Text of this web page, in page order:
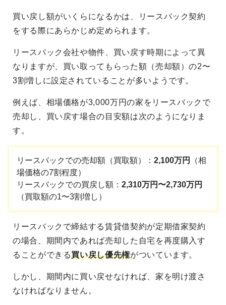
買い戻し額がいくらになるかは、リースバック契約
をする際にあらかじめ定められます。
リースバック会社や物件、買い戻す時期によって異
なりますが、買い取ってもらった額（売却額）の2〜
3割増しに設定されていることが多いようです。
例えば、相場価格が3,000万円の家をリースバックで
売却し、買い戻す場合の目安額は次のようになりま
す。
リースバックでの売却額（買取額）： 2,100万円
（相
場価格の7割程度）
リースバックでの買戻し額： 2,310万円〜2,730万円
（買取額の1〜3割増し）
リースバックで締結する賃貸借契約が定期借家契約
の場合、期間内であれば売却した自宅を再度購入す
ることができる買い戻し優先権がついています。
しかし、期間内に買い戻せなければ、家を明け渡さ
なければなりません。